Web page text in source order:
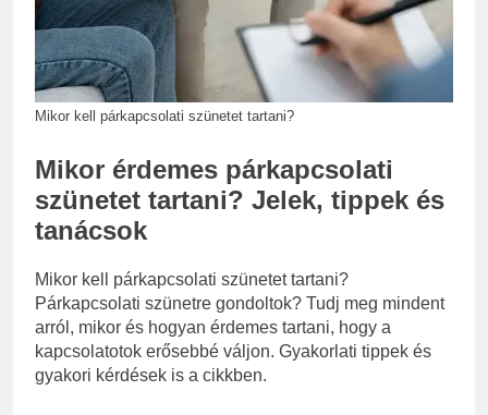
választani?
3 Nap Ezelőtt
Mikor kell párkapcsolati szünetet tartani?
Mikor érdemes párkapcsolati
szünetet tartani? Jelek, tippek és
tanácsok
Mikor kell párkapcsolati szünetet tartani?
Párkapcsolati szünetre gondoltok? Tudj meg mindent
arról, mikor és hogyan érdemes tartani, hogy a
kapcsolatotok erősebbé váljon. Gyakorlati tippek és
gyakori kérdések is a cikkben.